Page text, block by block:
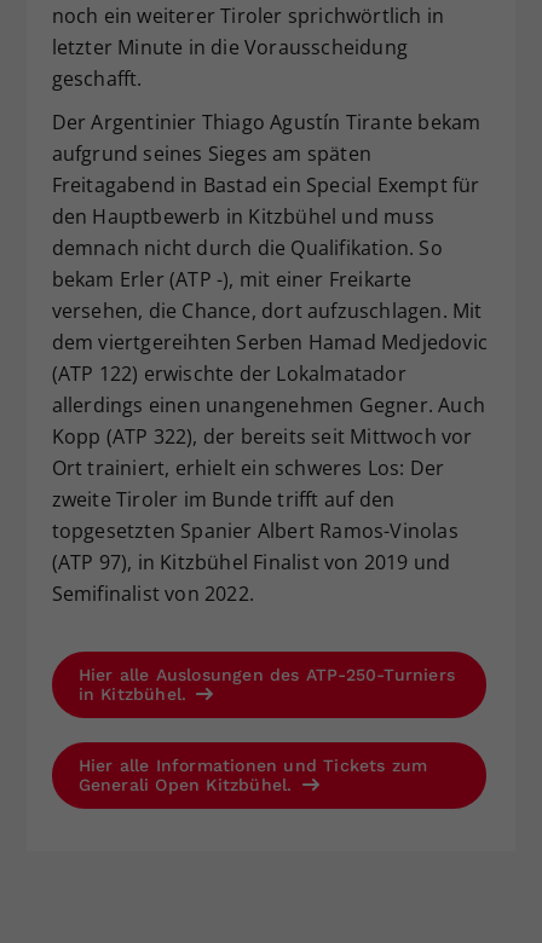
noch ein weiterer Tiroler sprichwörtlich in
letzter Minute in die Vorausscheidung
geschafft.
Der Argentinier Thiago Agustín Tirante bekam
aufgrund seines Sieges am späten
Freitagabend in Bastad ein Special Exempt für
den Hauptbewerb in Kitzbühel und muss
demnach nicht durch die Qualifikation. So
bekam Erler (ATP -), mit einer Freikarte
versehen, die Chance, dort aufzuschlagen. Mit
dem viertgereihten Serben Hamad Medjedovic
(ATP 122) erwischte der Lokalmatador
allerdings einen unangenehmen Gegner. Auch
Kopp (ATP 322), der bereits seit Mittwoch vor
Ort trainiert, erhielt ein schweres Los: Der
zweite Tiroler im Bunde trifft auf den
topgesetzten Spanier Albert Ramos-Vinolas
(ATP 97), in Kitzbühel Finalist von 2019 und
Semifinalist von 2022.
Hier alle Auslosungen des ATP-250-Turniers
in Kitzbühel.
Hier alle Informationen und Tickets zum
Generali Open Kitzbühel.